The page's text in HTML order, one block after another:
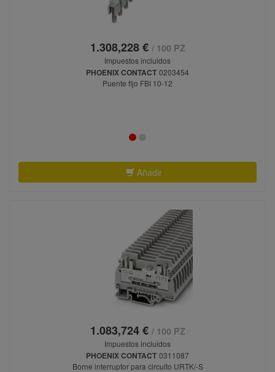
1.308,228 € / 100 PZ
Impuestos incluidos
PHOENIX CONTACT 0203454
Puente fijo FBI 10-12
Añadir
1.083,724 € / 100 PZ
Impuestos incluidos
PHOENIX CONTACT 0311087
Borne interruptor para circuito URTK/-S